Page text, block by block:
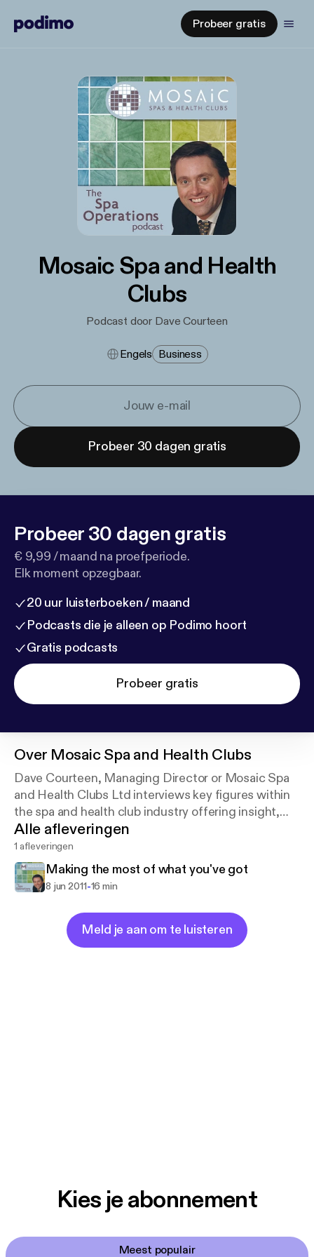
Probeer gratis
Mosaic Spa and Health
Clubs
Podcast door Dave Courteen
Engels Business
Probeer 30 dagen gratis
Probeer 30 dagen gratis
€ 9,99 / maand na proefperiode.
Elk moment opzegbaar.
20 uur luisterboeken / maand
Podcasts die je alleen op Podimo hoort
Gratis podcasts
Probeer gratis
Over Mosaic Spa and Health Clubs
Dave Courteen, Managing Director or Mosaic Spa
and Health Clubs Ltd interviews key figures within
the spa and health club industry offering insight,
training and operating procedures to Mosaic staff
and other interested parties.
Alle afleveringen
1 afleveringen
Making the most of what you've got
8 jun 2011-16 min
Meld je aan om te luisteren
Kies je abonnement
Meest populair